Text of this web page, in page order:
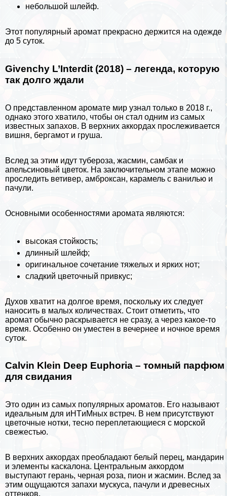
небольшой шлейф.
Этот популярный аромат прекрасно держится на одежде
до 5 суток.
Givenchy L’Interdit (2018) – легенда, которую
так долго ждали
О представленном аромате мир узнал только в 2018 г.,
однако этого хватило, чтобы он стал одним из самых
известных запахов. В верхних аккордах прослеживается
вишня, бергамот и груша.
Вслед за этим идут тубероза, жасмин, самбак и
апельсиновый цветок. На заключительном этапе можно
проследить ветивер, амброксан, карамель с ванилью и
пачули.
Основными особенностями аромата являются:
высокая стойкость;
длинный шлейф;
оригинальное сочетание тяжелых и ярких нот;
сладкий цветочный привкус;
Духов хватит на долгое время, поскольку их следует
наносить в малых количествах. Стоит отметить, что
аромат обычно раскрывается не сразу, а через какое-то
время. Особенно он уместен в вечернее и ночное время
суток.
Calvin Klein Deep Euphoria – томный парфюм
для свидания
Это один из самых популярных ароматов. Его называют
идеальным для иHTиMных встреч. В нем присутствуют
цветочные нотки, тесно переплетающиеся с морской
свежестью.
В верхних аккордах преобладают белый перец, мaндарин
и элементы каскалона. Центральным аккордом
выступают герань, черная роза, пион и жасмин. Вслед за
этим ощущаются запахи мускуса, пачули и древесных
оттенков.